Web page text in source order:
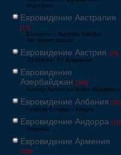
индустрия
Евровидение Австралия
[17]
Eurovision – Australia Decides
Австралия решает
Евровидение Австрия [24]
Ö3-Wecker Ö3 Будильник
Евровидение
Азербайджан [549]
Avrovijn Avroviziya Mahnı Müsabiqəsi
Евровидение Албания [32]
Festivali Evropian i Këngës
Евровидение Андорра [15]
Eurovisió
Евровидение Армения
[228]